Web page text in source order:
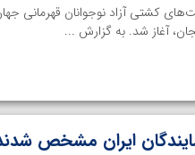
ایران مشخص